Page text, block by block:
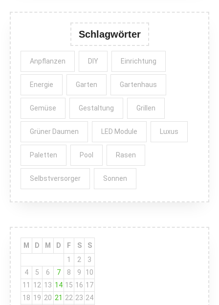
Schlagwörter
Anpflanzen DIY Einrichtung
Energie Garten Gartenhaus
Gemüse Gestaltung Grillen
Grüner Daumen LED Module Luxus
Paletten Pool Rasen
Selbstversorger Sonnen
M D M D F S
S
1
2
3
4
5 6 7 8 9
10
11
12 13 14 15 16 17
18 19 20 21 22 23 24